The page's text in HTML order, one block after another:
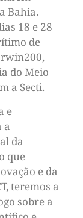
Bahia.
18 e 28
de
do Meio
a Secti.
e
a
da
que
e da
teremos a
sobre a